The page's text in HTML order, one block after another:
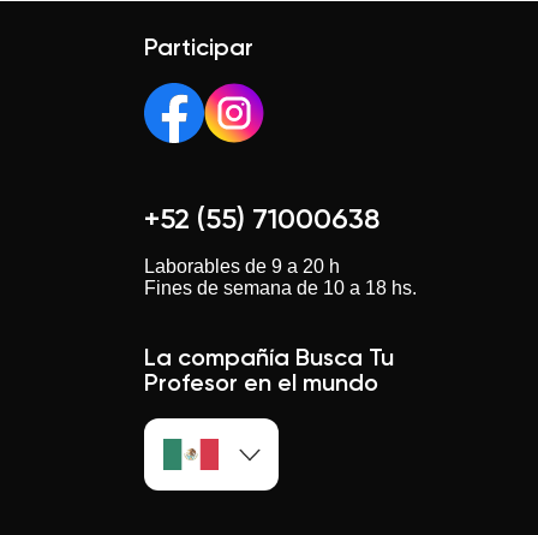
Participar
+52 (55) 71000638
Laborables de 9 a 20 h
Fines de semana de 10 a 18 hs.
La compañía Busca Tu
Profesor en el mundo